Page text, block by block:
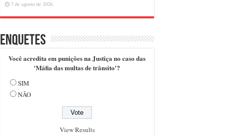
7 de agosto de 2026
Enquetes
Você acredita em punições na Justiça no caso das
'Máfia das multas de trânsito'?
SIM
NÃO
View Results